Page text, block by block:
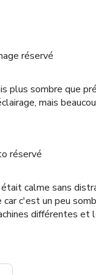
réservé
plus sombre que
mais
réservé
calme sans
c'est un peu
différentes
bientôt.